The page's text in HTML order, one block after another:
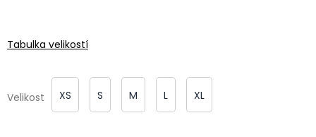
Tabulka velikostí
Velikost XS S M L XL